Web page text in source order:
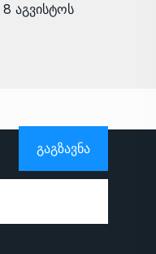
აგვისტოს
ᲒᲐᲒᲖᲐᲕᲜᲐ